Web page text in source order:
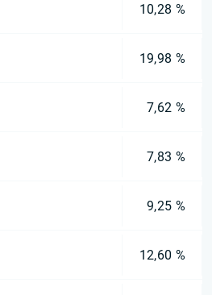
10,28 %
19,98 %
7,62 %
7,83 %
9,25 %
12,60 %